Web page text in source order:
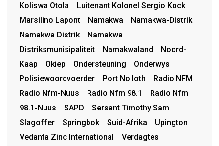
Koliswa Otola
Luitenant Kolonel Sergio Kock
Marsilino Lapont
Namakwa
Namakwa-Distrik
Namakwa Distrik
Namakwa
Distriksmunisipaliteit
Namakwaland
Noord-
Kaap
Okiep Ondersteuning
Onderwys
Polisiewoordvoerder
Port Nolloth
Radio NFM
Radio Nfm-Nuus
Radio Nfm 98.1
Radio Nfm
98.1-Nuus
SAPD
Sersant Timothy Sam
Slagoffer
Springbok Suid-Afrika
Upington
Vedanta Zinc International
Verdagtes